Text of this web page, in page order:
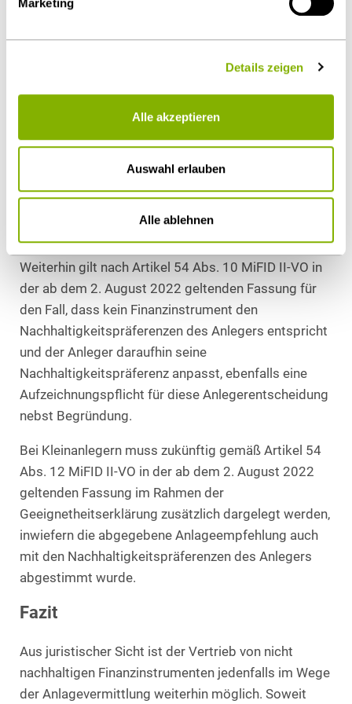
Marketing
Details zeigen
Alle akzeptieren
Auswahl erlauben
Alle ablehnen
Finanzinstrument handelt, dürfte der Anlageberater
in der Praxis regelmäßig der Zielmarktdefinition des
Nachhaltigkeitsangaben entnehmen können.
Entspricht ein Finanzinstrument nicht den
dem Anleger nicht empfohlen werden. Der
Anlageberater muss dies dem Anleger erklären und
die entsprechende Begründung aufzeichnen.
Weiterhin gilt nach Artikel 54 Abs. 10 MiFID II-VO in
der ab dem 2. August 2022 geltenden Fassung für
den Fall, dass kein Finanzinstrument den
Nachhaltigkeitspräferenzen des Anlegers entspricht
und der Anleger daraufhin seine
Nachhaltigkeitspräferenz anpasst, ebenfalls eine
Aufzeichnungspflicht für diese Anlegerentscheidung
nebst Begründung.
Bei Kleinanlegern muss zukünftig gemäß Artikel 54
Abs. 12 MiFID II-VO in der ab dem 2. August 2022
geltenden Fassung im Rahmen der
Geeignetheitserklärung zusätzlich dargelegt werden,
inwiefern die abgegebene Anlageempfehlung auch
mit den Nachhaltigkeitspräferenzen des Anlegers
abgestimmt wurde.
Fazit
Aus juristischer Sicht ist der Vertrieb von nicht
nachhaltigen Finanzinstrumenten jedenfalls im Wege
der Anlagevermittlung weiterhin möglich. Soweit